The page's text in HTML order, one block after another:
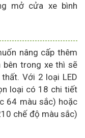
mở cửa xe bình
nâng cấp thêm
trong xe thì sẽ
Với 2 loại LED
loại có 18 chi tiết
64 màu sắc) hoặc
chế độ màu sắc)